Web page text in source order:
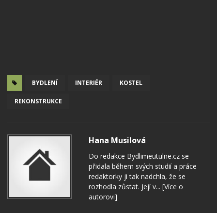
BYDLENÍ INTERIÉR KOSTEL
REKONSTRUKCE
Hana Musilová
Do redakce Bydlimeutulne.cz se
přidala během svých studií a práce
redaktorky ji tak nadchla, že se
rozhodla zůstat. Její v... [Více o
autorovi]